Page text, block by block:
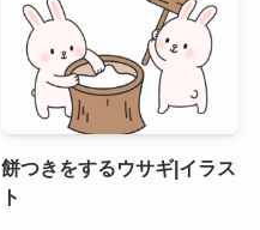
餅つきをするウサギ|イラス
ト